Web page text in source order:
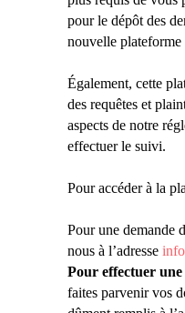
pour le dépôt des
nouvelle plateforme
Également, cette
des requêtes et
aspects de notre
effectuer le suivi.
Pour accéder à la
Pour une demande
nous à l’adresse
Pour effectuer
faites parvenir vos